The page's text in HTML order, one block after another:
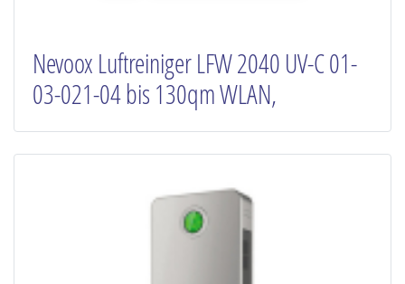
Nevoox Luftreiniger LFW 2040 UV-C 01-
03-021-04 bis 130qm WLAN,